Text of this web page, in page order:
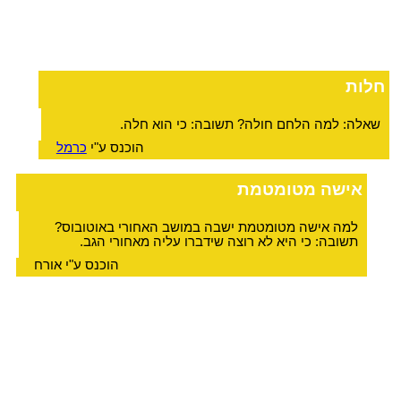
חלות
שאלה: למה הלחם חולה? תשובה: כי הוא חלה.
הוכנס ע"י כרמל
אישה מטומטמת
למה אישה מטומטמת ישבה במושב האחורי באוטובוס?
תשובה: כי היא לא רוצה שידברו עליה מאחורי הגב.
הוכנס ע"י אורח